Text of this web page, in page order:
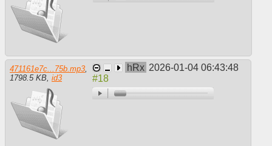
471161e7c...75b.mp3
1798.5 KB id3
hRx 2026-01-04 06:43:48